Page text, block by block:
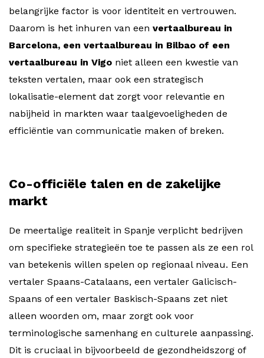
belangrijke factor is voor identiteit en vertrouwen.
Daarom is het inhuren van een vertaalbureau in
Barcelona, een vertaalbureau in Bilbao of een
vertaalbureau in Vigo niet alleen een kwestie van
teksten vertalen, maar ook een strategisch
lokalisatie-element dat zorgt voor relevantie en
nabijheid in markten waar taalgevoeligheden de
efficiëntie van communicatie maken of breken.
Co-officiële talen en de zakelijke
markt
De meertalige realiteit in Spanje verplicht bedrijven
om specifieke strategieën toe te passen als ze een rol
van betekenis willen spelen op regionaal niveau. Een
vertaler Spaans-Catalaans, een vertaler Galicisch-
Spaans of een vertaler Baskisch-Spaans zet niet
alleen woorden om, maar zorgt ook voor
terminologische samenhang en culturele aanpassing.
Dit is cruciaal in bijvoorbeeld de gezondheidszorg of